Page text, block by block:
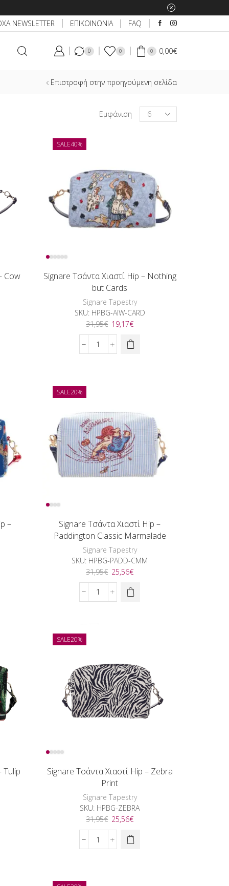
NEWSLETTER ΕΠΙΚΟΙΝΩΝΙΑ
FAQ
0 0 0 0,00€
Επιστροφή στην προηγούμενη σελίδα
Εμφάνιση
Products
per
Cow
SALE40%
Signare Τσάντα Χιαστί Hip – Nothing
but Cards
Signare Tapestry
SKU: HPBG-AIW-CARD
31,95€ Original
price
was:
31,95€.
19,17€Η
τιμή
Signare
but
Cards
ποσότητα
–
SALE20%
Signare Τσάντα Χιαστί Hip –
Paddington Classic Marmalade
Signare Tapestry
SKU: HPBG-PADD-CMM
31,95€ Original
price
was:
31,95€.
25,56€Η
τιμή
Signare
Marmalade
ποσότητα
Tulip
SALE20%
Signare Τσάντα Χιαστί Hip – Zebra
Print
Signare Tapestry
SKU: HPBG-ZEBRA
31,95€ Original
price
was:
31,95€.
25,56€Η
τιμή
Signare